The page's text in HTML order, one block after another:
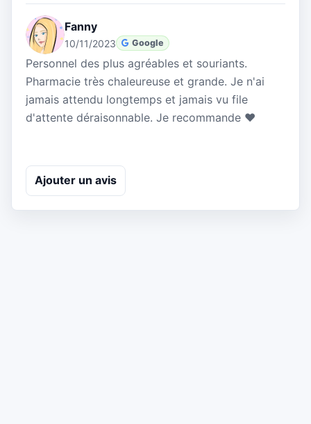
Fanny
10/11/2023 Google
Personnel des plus agréables et souriants.
Pharmacie très chaleureuse et grande. Je n'ai
jamais attendu longtemps et jamais vu file
d'attente déraisonnable. Je recommande ❤️
Ajouter un avis